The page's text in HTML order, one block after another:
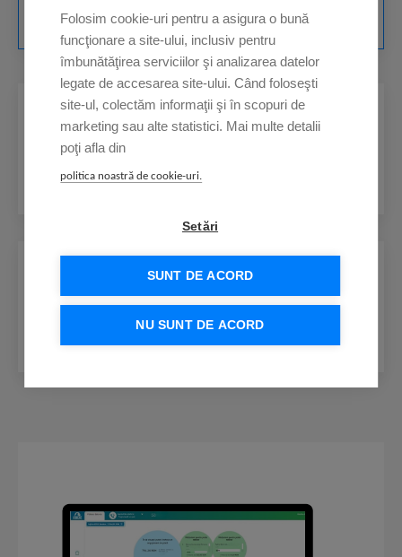
3
Alege scadenţa ratei şi
semnează electronic contractul.
4
Plăteşte ratele online, sigur şi
Folosim cookie-uri pentru a asigura o bună
funcţionare a site-ului, inclusiv pentru
îmbunătăţirea serviciilor şi analizarea datelor
legate de accesarea site-ului. Când foloseşti
site-ul, colectăm informaţii şi în scopuri de
marketing sau alte statistici. Mai multe detalii
poţi afla din
politica noastră de cookie-uri.
Setări
SUNT DE ACORD
NU SUNT DE ACORD